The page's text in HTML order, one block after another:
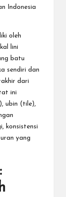
Indonesia
oleh
lini
batu
sendiri dan
dari
ini
ubin (tile),
konsistensi
yang